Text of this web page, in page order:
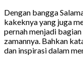
Dengan bangga
kakeknya yang juga
pernah menjadi
zamannya. Bahkan
dan inspirasi dalam